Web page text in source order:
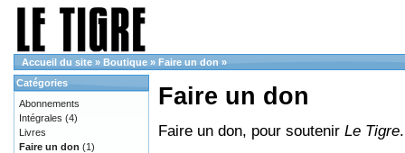
Accueil du site » Boutique » Faire un don »
Faire un don
Faire un don, pour soutenir Le Tigre.
Catégories
Abonnements
Intégrales (4)
Livres
Faire un don (1)